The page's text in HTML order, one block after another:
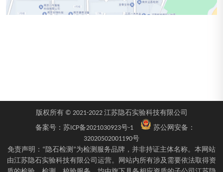
版权所有 © 2021-2022 江苏隐石实验科技有限公司
备案号： 苏ICP备2021030923号-1
苏公网安备：
32020502001190号
免责声明：“隐石检测”为检测服务品牌，并非持证主体名称。本网站
由江苏隐石实验科技有限公司运营。网站内所有涉及需要依法取得资